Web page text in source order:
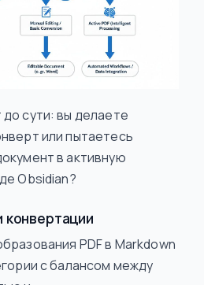
сути: вы делаете
или пытаетесь
в активную
Obsidian?
конвертации
PDF в Markdown
с балансом между